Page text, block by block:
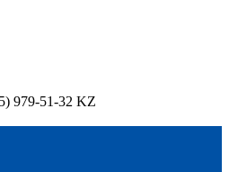
979-51-32 KZ